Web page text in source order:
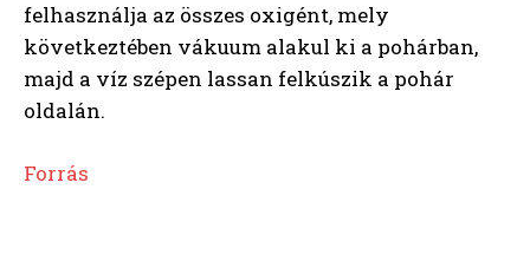
felhasználja az összes oxigént, mely
következtében vákuum alakul ki a pohárban,
majd a víz szépen lassan felkúszik a pohár
oldalán.
Forrás